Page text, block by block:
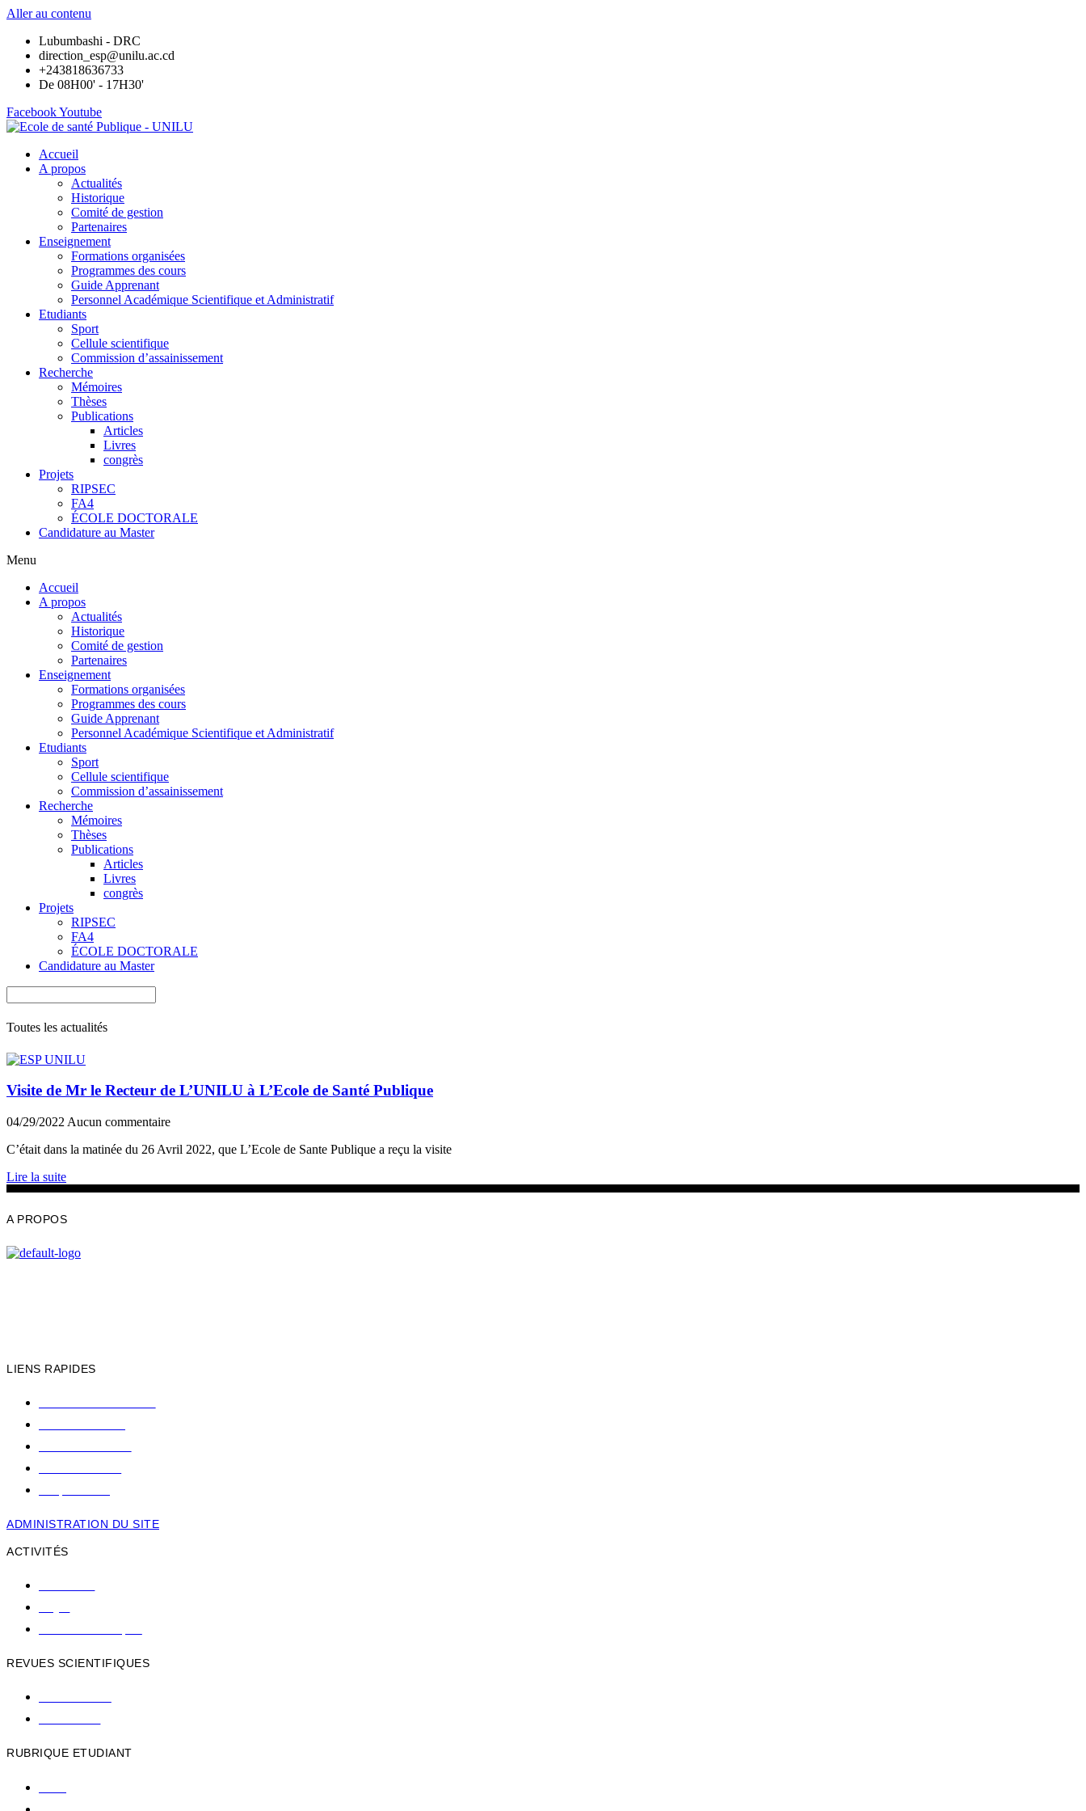
Aller au contenu
Lubumbashi - DRC
direction_esp@unilu.ac.cd
+243818636733
De 08H00' - 17H30'
FacebookYoutube
Accueil
A propos
Actualités
Historique
Comité de gestion
Partenaires
Enseignement
Formations organisées
Programmes des cours
Guide Apprenant
Personnel Académique Scientifique et Administratif
Etudiants
Sport
Cellule scientifique
Commission d’assainissement
Recherche
Mémoires
Thèses
Publications
Articles
Livres
congrès
Projets
RIPSEC
FA4
ÉCOLE DOCTORALE
Candidature au Master
Menu
Accueil
A propos
Actualités
Historique
Comité de gestion
Partenaires
Enseignement
Formations organisées
Programmes des cours
Guide Apprenant
Personnel Académique Scientifique et Administratif
Etudiants
Sport
Cellule scientifique
Commission d’assainissement
Recherche
Mémoires
Thèses
Publications
Articles
Livres
congrès
Projets
RIPSEC
FA4
ÉCOLE DOCTORALE
Candidature au Master
Toutes les actualités
Visite de Mr le Recteur de L’UNILU à L’Ecole de Santé Publique
04/29/2022 Aucun commentaire
C’était dans la matinée du 26 Avril 2022, que L’Ecole de Sante Publique a reçu la visite
Lire la suite
A PROPOS
LIENS RAPIDES
ADMINISTRATION DU SITE
ACTIVITÉS
REVUES SCIENTIFIQUES
RUBRIQUE ETUDIANT